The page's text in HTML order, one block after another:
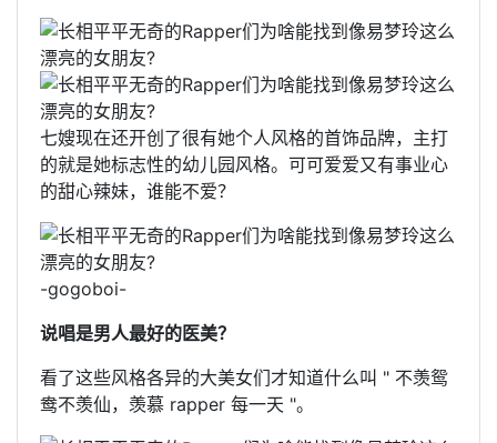
七嫂现在还开创了很有她个人风格的首饰品牌，主打
的就是她标志性的幼儿园风格。可可爱爱又有事业心
的甜心辣妹，谁能不爱？
-gogoboi-
说唱是男人最好的医美？
看了这些风格各异的大美女们才知道什么叫 " 不羡鸳
鸯不羡仙，羡慕 rapper 每一天 "。